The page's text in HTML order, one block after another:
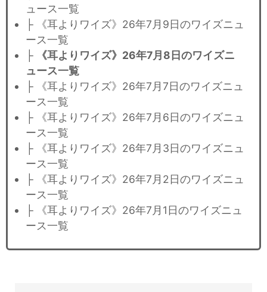
ュース一覧
├ 《耳よりワイズ》26年7月9日のワイズニュ
ース一覧
├
《耳よりワイズ》26年7月8日のワイズニ
ュース一覧
├ 《耳よりワイズ》26年7月7日のワイズニュ
ース一覧
├ 《耳よりワイズ》26年7月6日のワイズニュ
ース一覧
├ 《耳よりワイズ》26年7月3日のワイズニュ
ース一覧
├ 《耳よりワイズ》26年7月2日のワイズニュ
ース一覧
├ 《耳よりワイズ》26年7月1日のワイズニュ
ース一覧